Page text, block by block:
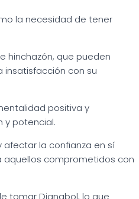
la necesidad de tener
hinchazón, que pueden
insatisfacción con su
positiva y
y potencial.
afectar la confianza en sí
aquellos comprometidos con
tomar Dianabol, lo que